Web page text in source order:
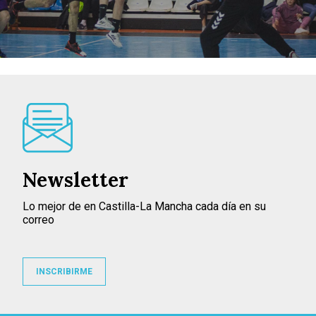
Newsletter
Lo mejor de en Castilla-La Mancha cada día en su
correo
INSCRIBIRME